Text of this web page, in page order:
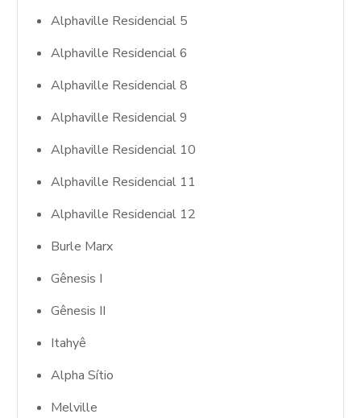
Alphaville Residencial 5
Alphaville Residencial 6
Alphaville Residencial 8
Alphaville Residencial 9
Alphaville Residencial 10
Alphaville Residencial 11
Alphaville Residencial 12
Burle Marx
Gênesis I
Gênesis II
Itahyê
Alpha Sítio
Melville